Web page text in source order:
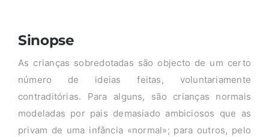
Sinopse
As crianças sobredotadas são objecto de um certo
número de ideias feitas, voluntariamente
contraditórias. Para alguns, são crianças normais
modeladas por pais demasiado ambiciosos que as
privam de uma infância «normal»; para outros, pelo